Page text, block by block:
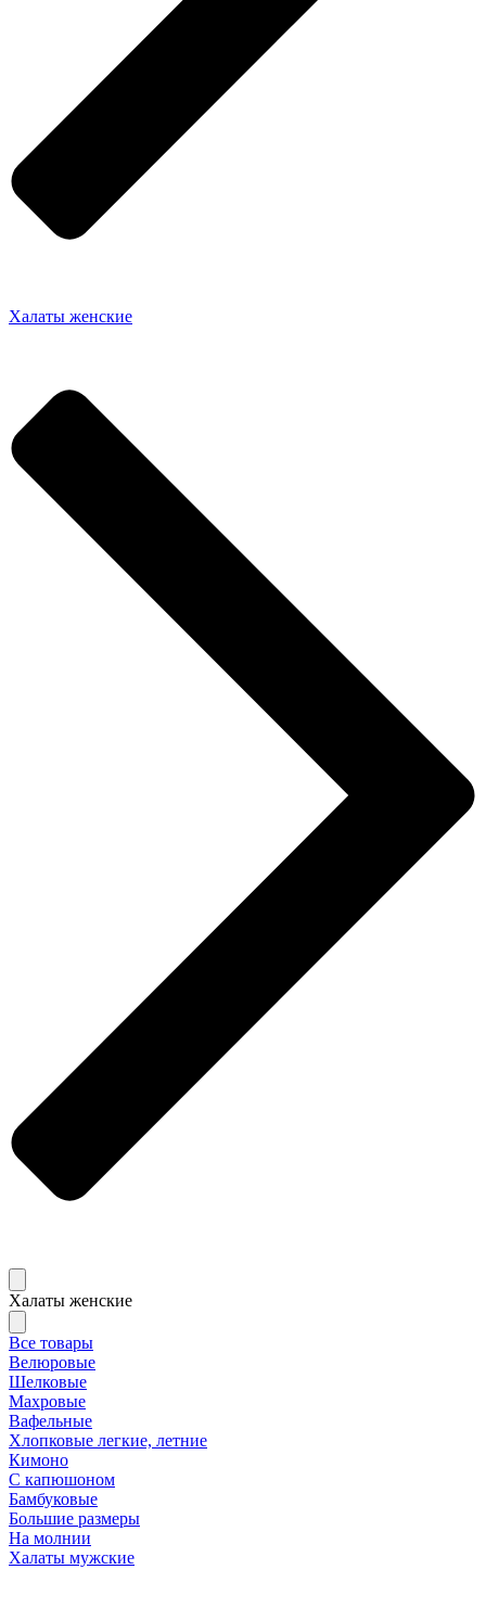
Халаты женские
Халаты женские
Все товары
Велюровые
Шелковые
Махровые
Вафельные
Хлопковые легкие, летние
Кимоно
С капюшоном
Бамбуковые
Большие размеры
На молнии
Халаты мужские